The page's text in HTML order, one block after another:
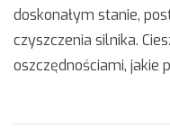
doskonałym stanie,
czyszczenia silnika.
oszczędnościami, jakie